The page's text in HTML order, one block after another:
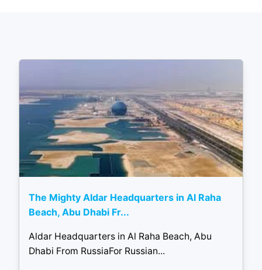
The Mighty Aldar Headquarters in Al Raha
Beach, Abu Dhabi Fr...
Aldar Headquarters in Al Raha Beach, Abu
Dhabi From RussiaFor Russian...